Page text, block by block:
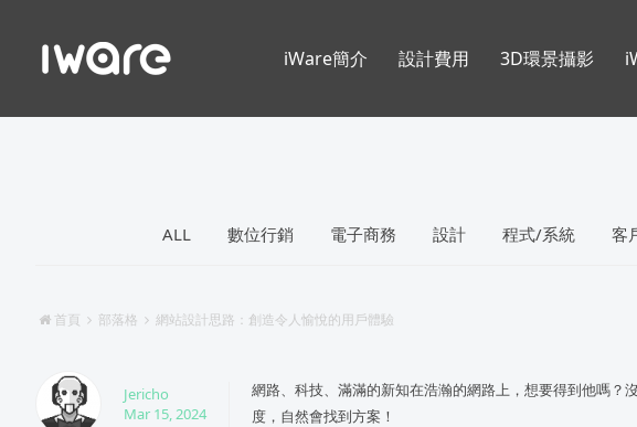
ALL 數位行銷 電子商務 設計 程式/系統 客
首頁 部落格 網站設計思路：創造令人愉悅的用戶體驗
Jericho
Mar 15, 2024
網路、科技、滿滿的新知在浩瀚的網路上，想要得到他嗎？
度，自然會找到方案！